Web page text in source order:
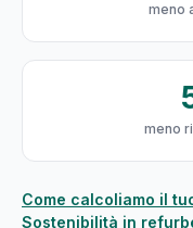
meno
meno
Come calcoliamo il
Sostenibilità in